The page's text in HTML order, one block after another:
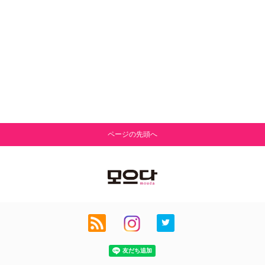
ページの先頭へ